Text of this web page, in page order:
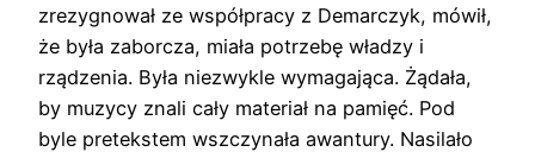
zrezygnował ze współpracy z Demarczyk, mówił,
że była zaborcza, miała potrzebę władzy i
rządzenia. Była niezwykle wymagająca. Żądała,
by muzycy znali cały materiał na pamięć. Pod
byle pretekstem wszczynała awantury. Nasilało